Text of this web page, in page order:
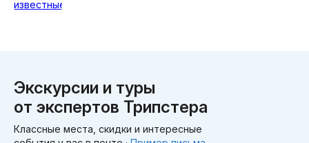
Экскурсии и туры
от экспертов Трипстера
Классные места, скидки и интересные